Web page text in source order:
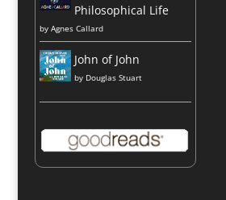
Philosophical Life
by Agnes Callard
John of John
by Douglas Stuart